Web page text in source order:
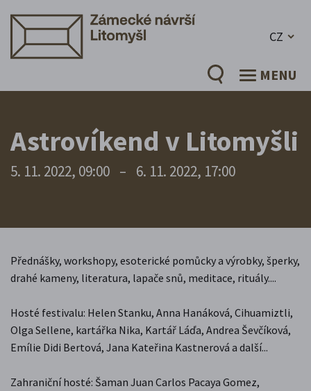
CZ
MENU
Astrovíkend v Litomyšli
5. 11. 2022, 09:00 – 6. 11. 2022, 17:00
Přednášky, workshopy, esoterické pomůcky a výrobky, šperky,
drahé kameny, literatura, lapače snů, meditace, rituály....
Hosté festivalu: Helen Stanku, Anna Hanáková, Cihuamiztli,
Olga Sellene, kartářka Nika, Kartář Láďa, Andrea Ševčíková,
Emílie Didi Bertová, Jana Kateřina Kastnerová a další...
Zahraniční hosté: Šaman Juan Carlos Pacaya Gomez,